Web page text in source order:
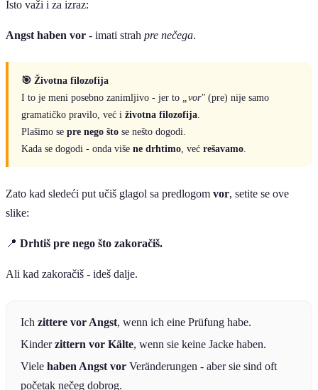
Isto važi i za izraz:
Angst haben vor - imati strah pre nečega.
🎯 Životna filozofija
I to je meni posebno zanimljivo - jer to
„vor" (pre) nije samo
gramatičko pravilo, već i životna filozofija
Plašimo se pre nego što se nešto dogodi.
Kada se dogodi - onda više ne drhtimo , već rešavamo
Zato kad sledeći put učiš glagol sa predlogom vor, setite se ove
slike:
📍 Drhtiš pre nego što zakoračiš.
Ali kad zakoračiš - ideš dalje.
Ich zittere vor Angst, wenn ich eine Prüfung habe.
Kinderzittern vor Kälte, wenn sie keine Jacke haben.
Viele haben Angst vor Veränderungen - aber sie sind oft
početak nečeg dobrog.